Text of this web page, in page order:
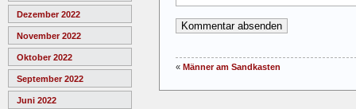
Dezember 2022
November 2022
Oktober 2022
September 2022
Juni 2022
« Männer am Sandkasten